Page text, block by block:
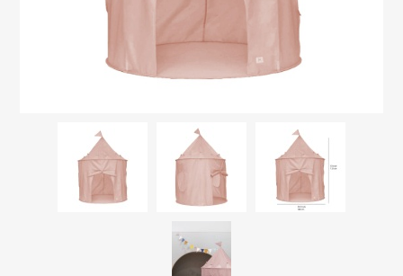
Bamser og tøjdyr
Dukkehuse, bondegård, tilbehør